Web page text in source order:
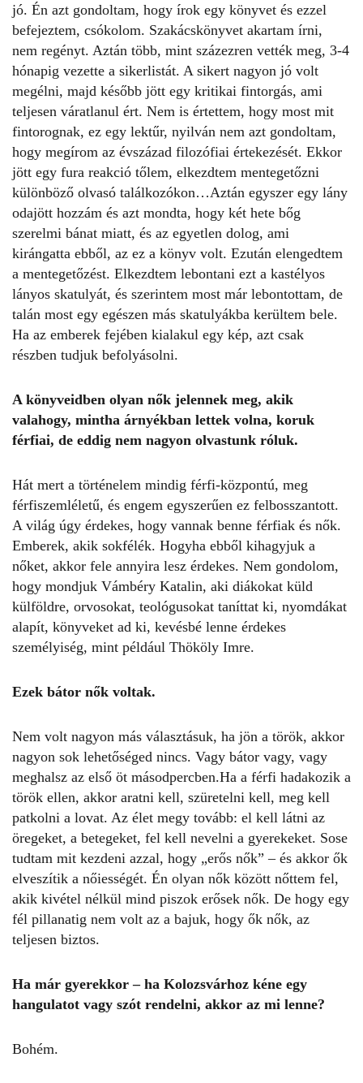
jó. Én azt gondoltam, hogy írok egy könyvet és ezzel
befejeztem, csókolom. Szakácskönyvet akartam írni,
nem regényt. Aztán több, mint százezren vették meg, 3-4
hónapig vezette a sikerlistát. A sikert nagyon jó volt
megélni, majd később jött egy kritikai fintorgás, ami
teljesen váratlanul ért. Nem is értettem, hogy most mit
fintorognak, ez egy lektűr, nyilván nem azt gondoltam,
hogy megírom az évszázad filozófiai értekezését. Ekkor
jött egy fura reakció tőlem, elkezdtem mentegetőzni
különböző olvasó találkozókon…Aztán egyszer egy lány
odajött hozzám és azt mondta, hogy két hete bőg
szerelmi bánat miatt, és az egyetlen dolog, ami
kirángatta ebből, az ez a könyv volt. Ezután elengedtem
a mentegetőzést. Elkezdtem lebontani ezt a kastélyos
lányos skatulyát, és szerintem most már lebontottam, de
talán most egy egészen más skatulyákba kerültem bele.
Ha az emberek fejében kialakul egy kép, azt csak
részben tudjuk befolyásolni.
A könyveidben olyan nők jelennek meg, akik
valahogy, mintha árnyékban lettek volna, koruk
férfiai, de eddig nem nagyon olvastunk róluk.
Hát mert a történelem mindig férfi-központú, meg
férfiszemléletű, és engem egyszerűen ez felbosszantott.
A világ úgy érdekes, hogy vannak benne férfiak és nők.
Emberek, akik sokfélék. Hogyha ebből kihagyjuk a
nőket, akkor fele annyira lesz érdekes. Nem gondolom,
hogy mondjuk Vámbéry Katalin, aki diákokat küld
külföldre, orvosokat, teológusokat taníttat ki, nyomdákat
alapít, könyveket ad ki, kevésbé lenne érdekes
személyiség, mint például Thököly Imre.
Ezek bátor nők voltak.
Nem volt nagyon más választásuk, ha jön a török, akkor
nagyon sok lehetőséged nincs. Vagy bátor vagy, vagy
meghalsz az első öt másodpercben.Ha a férfi hadakozik a
török ellen, akkor aratni kell, szüretelni kell, meg kell
patkolni a lovat. Az élet megy tovább: el kell látni az
öregeket, a betegeket, fel kell nevelni a gyerekeket. Sose
tudtam mit kezdeni azzal, hogy „erős nők” – és akkor ők
elveszítik a nőiességét. Én olyan nők között nőttem fel,
akik kivétel nélkül mind piszok erősek nők. De hogy egy
fél pillanatig nem volt az a bajuk, hogy ők nők, az
teljesen biztos.
Ha már gyerekkor – ha Kolozsvárhoz kéne egy
hangulatot vagy szót rendelni, akkor az mi lenne?
Bohém.